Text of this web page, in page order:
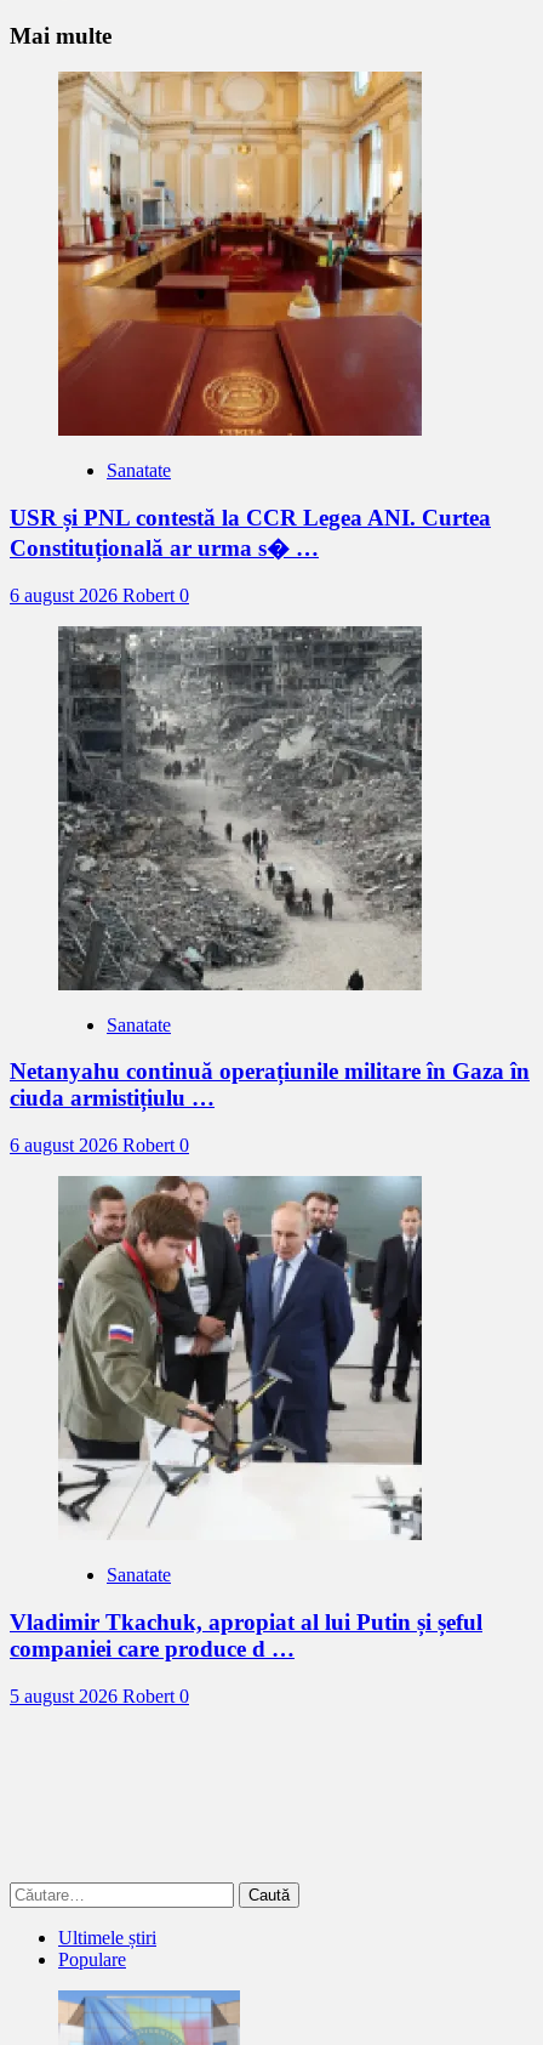
Mai multe
Sanatate
USR și PNL contestă la CCR Legea ANI. Curtea
Constituțională ar urma s� …
6 august 2026 Robert 0
Sanatate
Netanyahu continuă operațiunile militare în Gaza în
ciuda armistițiulu …
6 august 2026 Robert 0
Sanatate
Vladimir Tkachuk, apropiat al lui Putin și șeful
companiei care produce d …
5 august 2026 Robert 0
Caută
după:
Ultimele știri
Populare